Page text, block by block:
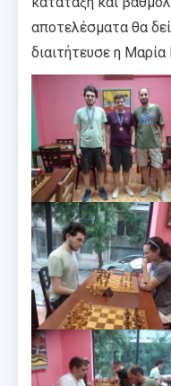
αποτελέσματα θα
διαιτήτευσε η